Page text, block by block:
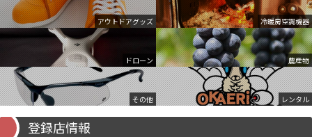
アウトドアグッズ 冷暖房空調機器
ドローン 農産物
その他 レンタル
登録店情報